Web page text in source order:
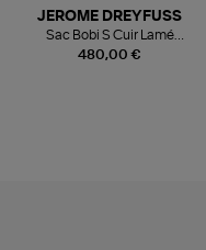
480,00 €
JEROME DREYFUSS
Sac Bobi S Cuir Lamé
Champagne